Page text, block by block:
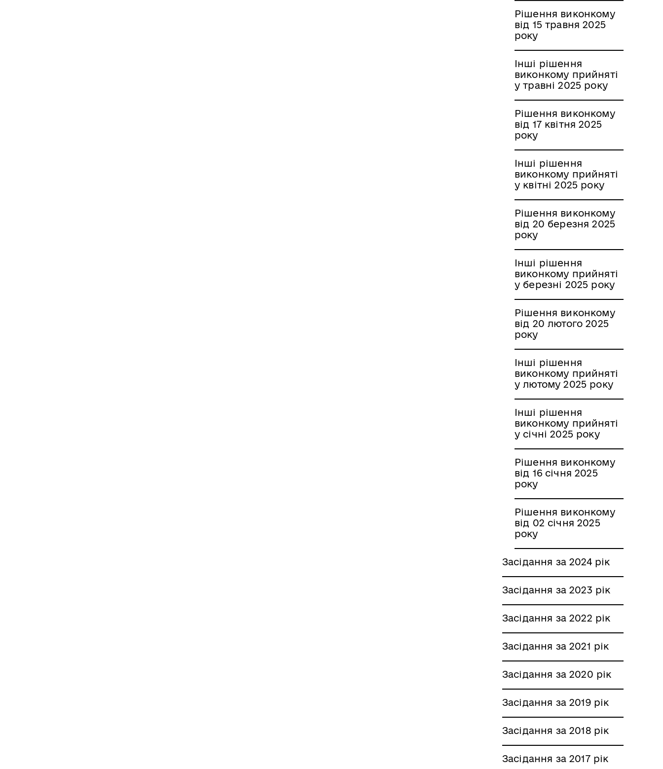
Рішення виконкому
від 15 травня 2025
року
Інші рішення
виконкому прийняті
у травні 2025 року
Рішення виконкому
від 17 квітня 2025
року
Інші рішення
виконкому прийняті
у квітні 2025 року
Рішення виконкому
від 20 березня 2025
року
Інші рішення
виконкому прийняті
у березні 2025 року
Рішення виконкому
від 20 лютого 2025
року
Інші рішення
виконкому прийняті
у лютому 2025 року
Інші рішення
виконкому прийняті
у січні 2025 року
Рішення виконкому
від 16 січня 2025
року
Рішення виконкому
від 02 січня 2025
року
Засідання за 2024 рік
Засідання за 2023 рік
Засідання за 2022 рік
Засідання за 2021 рік
Засідання за 2020 рік
Засідання за 2019 рік
Засідання за 2018 рік
Засідання за 2017 рік